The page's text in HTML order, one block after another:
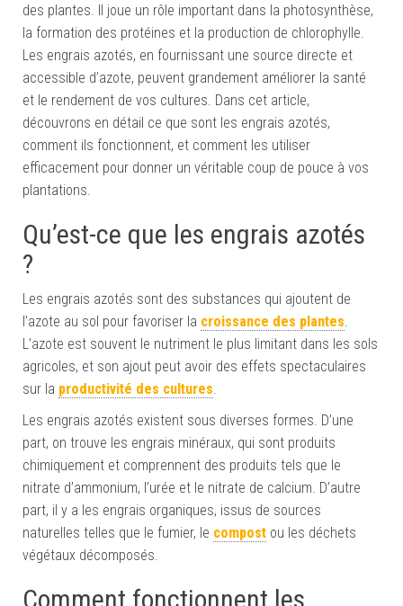
des plantes. Il joue un rôle important dans la photosynthèse,
la formation des protéines et la production de chlorophylle.
Les engrais azotés, en fournissant une source directe et
accessible d’azote, peuvent grandement améliorer la santé
et le rendement de vos cultures. Dans cet article,
découvrons en détail ce que sont les engrais azotés,
comment ils fonctionnent, et comment les utiliser
efficacement pour donner un véritable coup de pouce à vos
plantations.
Qu’est-ce que les engrais azotés
?
Les engrais azotés sont des substances qui ajoutent de
l’azote au sol pour favoriser la croissance des plantes.
L’azote est souvent le nutriment le plus limitant dans les sols
agricoles, et son ajout peut avoir des effets spectaculaires
sur la productivité des cultures.
Les engrais azotés existent sous diverses formes. D’une
part, on trouve les engrais minéraux, qui sont produits
chimiquement et comprennent des produits tels que le
nitrate d’ammonium, l’urée et le nitrate de calcium. D’autre
part, il y a les engrais organiques, issus de sources
naturelles telles que le fumier, le compost ou les déchets
végétaux décomposés.
Comment fonctionnent les